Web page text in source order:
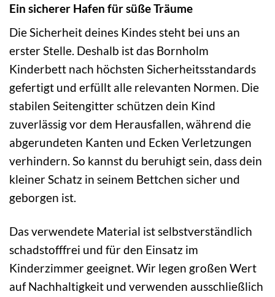
Ein sicherer Hafen für süße Träume
Die Sicherheit deines Kindes steht bei uns an
erster Stelle. Deshalb ist das Bornholm
Kinderbett nach höchsten Sicherheitsstandards
gefertigt und erfüllt alle relevanten Normen. Die
stabilen Seitengitter schützen dein Kind
zuverlässig vor dem Herausfallen, während die
abgerundeten Kanten und Ecken Verletzungen
verhindern. So kannst du beruhigt sein, dass dein
kleiner Schatz in seinem Bettchen sicher und
geborgen ist.
Das verwendete Material ist selbstverständlich
schadstofffrei und für den Einsatz im
Kinderzimmer geeignet. Wir legen großen Wert
auf Nachhaltigkeit und verwenden ausschließlich